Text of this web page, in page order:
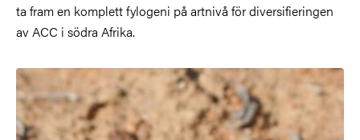
ta fram en komplett fylogeni på artnivå för diversifieringen
av ACC i södra Afrika.